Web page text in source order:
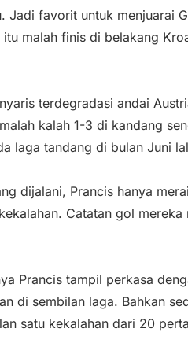
Jadi favorit untuk menjuarai
malah finis di belakang
terdegradasi andai
kalah 1-3 di kandang
laga tandang di bulan Juni
dijalani, Prancis hanya
Catatan gol
Prancis tampil perkasa
di sembilan laga. Bahkan
satu kekalahan dari 20